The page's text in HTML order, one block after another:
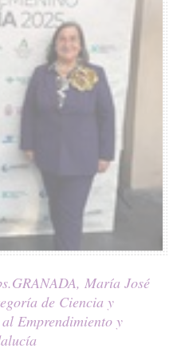
María José
de Ciencia y
Emprendimiento y